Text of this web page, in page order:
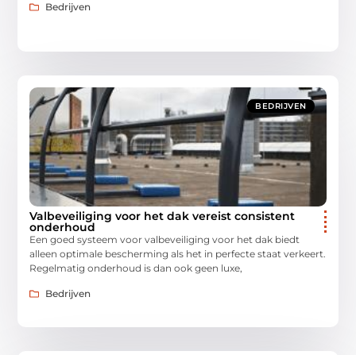
Bedrijven
BEDRIJVEN
Valbeveiliging voor het dak vereist consistent
onderhoud
Een goed systeem voor valbeveiliging voor het dak biedt
alleen optimale bescherming als het in perfecte staat verkeert.
Regelmatig onderhoud is dan ook geen luxe,
Bedrijven